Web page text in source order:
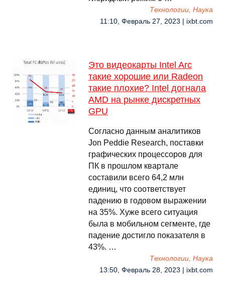
Технологии, Наука
11:10, Февраль 27, 2023 | ixbt.com
Это видеокарты Intel Arc
такие хорошие или Radeon
такие плохие? Intel догнала
AMD на рынке дискретных
GPU
Согласно данным аналитиков
Jon Peddie Research, поставки
графических процессоров для
ПК в прошлом квартале
составили всего 64,2 млн
единиц, что соответствует
падению в годовом выражении
на 35%. Хуже всего ситуация
была в мобильном сегменте, где
падение достигло показателя в
43%. …
Технологии, Наука
13:50, Февраль 28, 2023 | ixbt.com